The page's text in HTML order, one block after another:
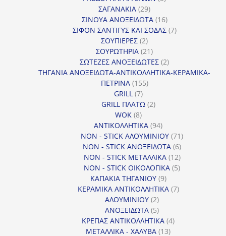
ΣΑΓΑΝΑΚΙΑ 2929
προϊόντα
ΣΙΝΟΥΑ ΑΝΟΞΕΙΔΩΤΑ 1616
προϊόντα
ΣΙΦΟΝ ΣΑΝΤΙΓΥΣ ΚΑΙ ΣΟΔΑΣ 77
ΣΟΥΠΙΕΡΕΣ 22
προϊόντα
ΣΟΥΡΩΤΗΡΙΑ 2121
προϊόντα
ΣΩΤΕΖΕΣ ΑΝΟΞΕΙΔΩΤΕΣ 22
προϊόντα
ΤΗΓΑΝΙΑ ΑΝΟΞΕΙΔΩΤΑ-ΑΝΤΙΚΟΛΛΗΤΙΚΑ-ΚΕΡΑΜΙΚΑ-
ΠΕΤΡΙΝΑ 155155
GRILL 77
προϊόντα
GRILL ΠΛΑΤΩ 22
WOK 88
προϊόντα
ΑΝΤΙΚΟΛΛΗΤΙΚΑ 9494
προϊόντα
NON - STICK ΑΛΟΥΜΙΝΙΟΥ 7171
προϊόντα
NON - STICK ΑΝΟΞΕΙΔΩΤΑ 66
προϊόντα
NON - STICK ΜΕΤΑΛΛΙΚΑ 1212
προϊόντα
NON - STICK ΟΙΚΟΛΟΓΙΚΑ 55
ΚΑΠΑΚΙΑ ΤΗΓΑΝΙΟΥ 99
προϊόντα
ΚΕΡΑΜΙΚΑ ΑΝΤΙΚΟΛΛΗΤΙΚΑ 77
ΑΛΟΥΜΙΝΙΟΥ 22
προϊόντα
ΑΝΟΞΕΙΔΩΤΑ 55
προϊόντα
ΚΡΕΠΑΣ ΑΝΤΙΚΟΛΛΗΤΙΚΑ 44
ΜΕΤΑΛΛΙΚΑ - ΧΑΛΥΒΑ 1313